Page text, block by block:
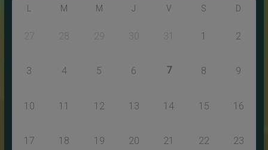
M M J V S D
27 28 29 30 31 1 2
3 4 5 6 7 8 9
10 11 12 13 14 15 16
17 18 19 20 21 22 23